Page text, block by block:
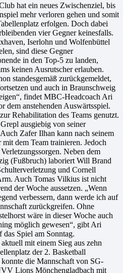
hat ein neues Zwischenziel, bis
mehr verloren gehen und somit
erfolgen. Doch dabei
vier Gegner keinesfalls.
Iserlohn und Wolfenbüttel
sind diese Gegner
in den Top-5 zu landen,
keinen Ausrutscher erlauben.
standesgemäß zurückgemeldet,
und auch in Braunschweig
findet MBC-Headcoach Ari
dem anstehenden Auswärtsspiel.
Rehabilitation des Teams genutzt.
ausgiebig von seiner
Zafer Ilhan kann nach seinem
dem Team trainieren. Jedoch
Neben dem
(Fußbruch) laboriert Will Brand
und Cornell
Auch Tomas Vilkius ist nicht
der Woche aussetzen. „Wenn
verbessern, dann werde ich auf
zurückgreifen. Ohne
wäre in dieser Woche auch
möglich gewesen“, gibt Ari
Spiel am Sonntag.
mit einem Sieg aus zehn
der 2. Basketball
die Mannschaft von SG-
Lions Mönchengladbach mit